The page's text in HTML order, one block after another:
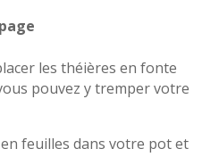
les théières en fonte
pouvez y tremper votre
feuilles dans votre pot et